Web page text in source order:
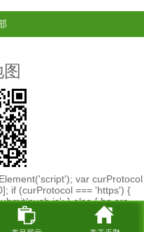
var curProtocol
if (curProtocol === 'https') {
push.js'; } else { bp.src =
push.js'; } var s =